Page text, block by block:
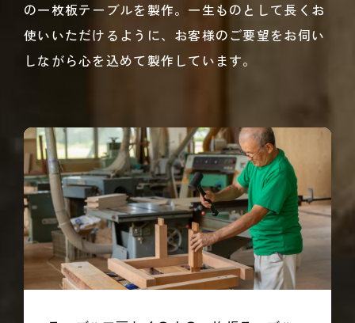
の一枚板テーブルを製作。一生ものとして長くお
使いいただけるように、お客様のご要望をお伺い
しながら心を込めて製作しています。